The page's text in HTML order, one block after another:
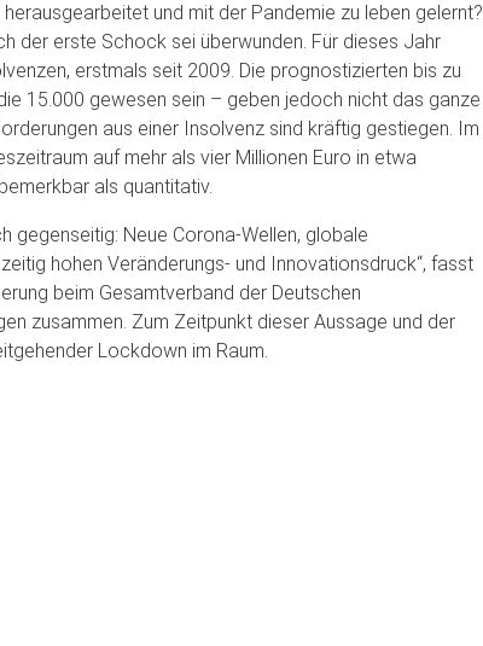
und mit der Pandemie zu leben gelernt?
der erste Schock sei überwunden. Für dieses Jahr
erstmals seit 2009. Die prognostizierten bis zu
15.000 gewesen sein – geben jedoch nicht das ganze
aus einer Insolvenz sind kräftig gestiegen. Im
auf mehr als vier Millionen Euro in etwa
als quantitativ.
gegenseitig: Neue Corona-Wellen, globale
hohen Veränderungs- und Innovationsdruck“, fasst
beim Gesamtverband der Deutschen
zusammen. Zum Zeitpunkt dieser Aussage und der
Lockdown im Raum.